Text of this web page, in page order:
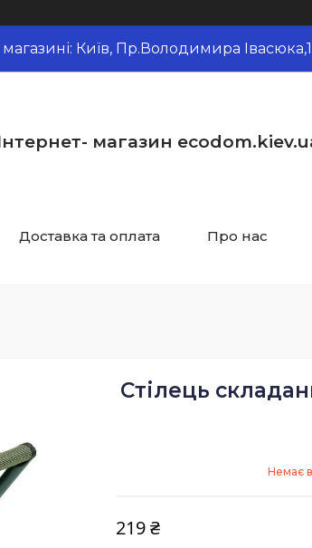
Київ, Пр.Володимира
магазин
Доставка та оплата Про нас
Стілець
Немає
219 ₴